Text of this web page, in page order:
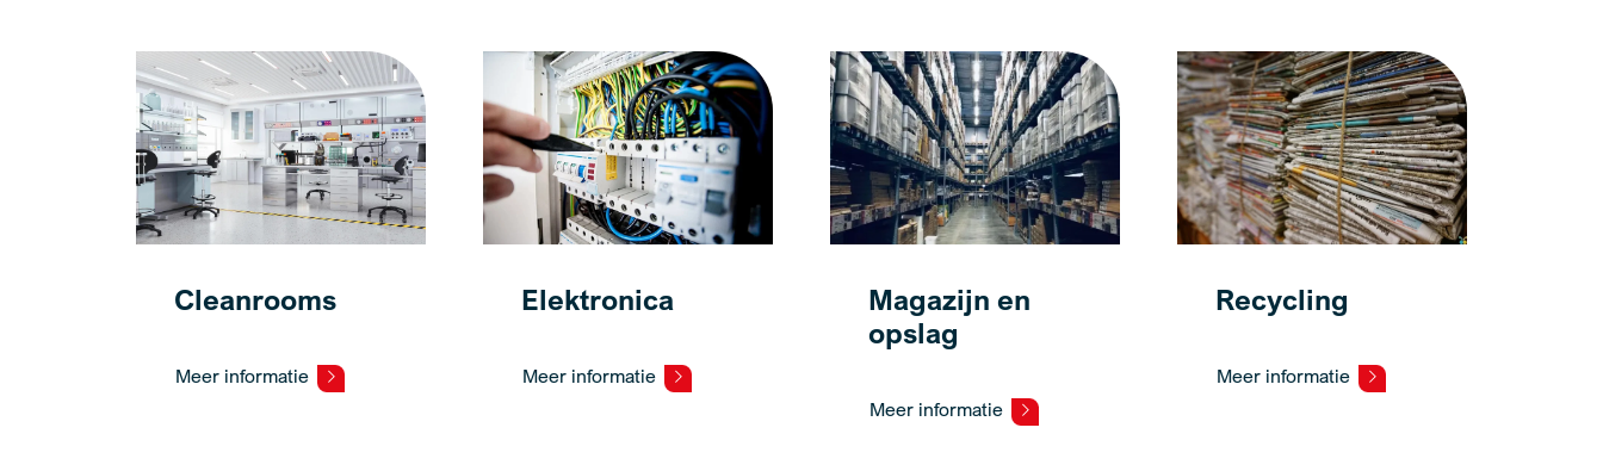
Cleanrooms
Meer informatie
Elektronica
Meer informatie
Magazijn en
opslag
Meer informatie
Recycling
Meer informatie